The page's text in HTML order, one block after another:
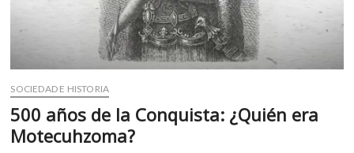
SOCIEDAD E HISTORIA
500 años de la Conquista: ¿Quién era
Motecuhzoma?